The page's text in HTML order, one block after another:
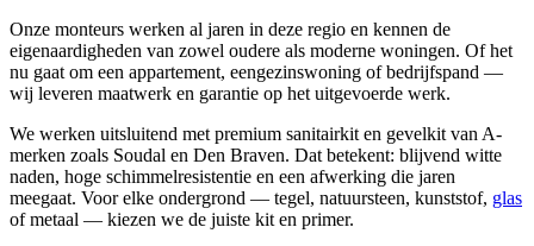
Onze monteurs werken al jaren in deze regio en kennen de
eigenaardigheden van zowel oudere als moderne woningen. Of het
nu gaat om een appartement, eengezinswoning of bedrijfspand —
wij leveren maatwerk en garantie op het uitgevoerde werk.
We werken uitsluitend met premium sanitairkit en gevelkit van A-
merken zoals Soudal en Den Braven. Dat betekent: blijvend witte
naden, hoge schimmelresistentie en een afwerking die jaren
meegaat. Voor elke ondergrond — tegel, natuursteen, kunststof, glas
of metaal — kiezen we de juiste kit en primer.